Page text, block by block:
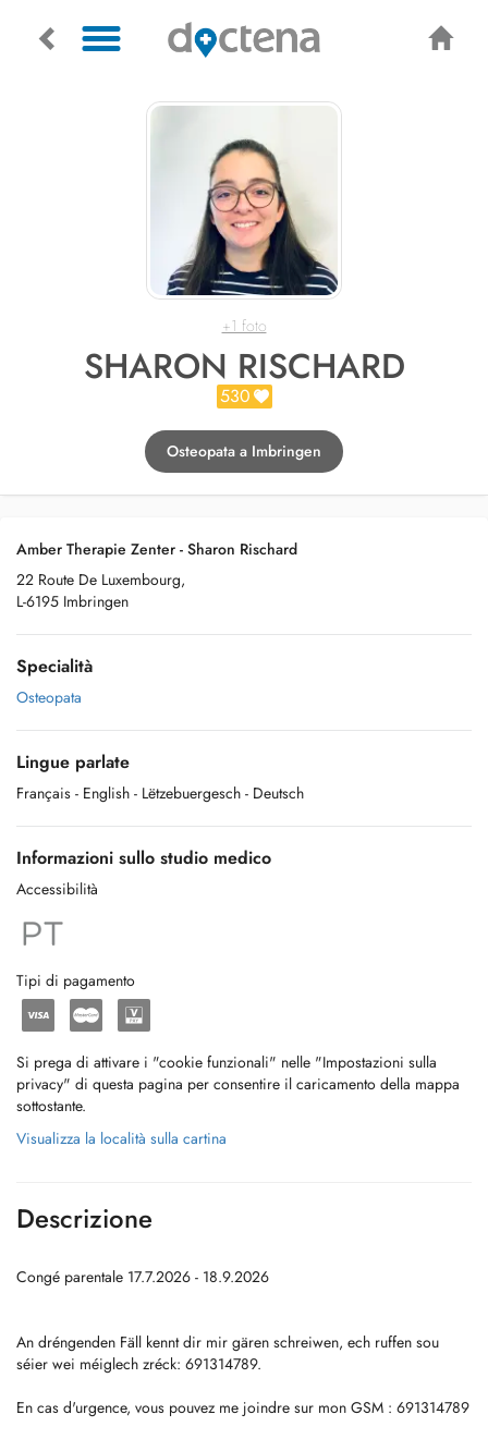
+1 foto
SHARON RISCHARD
530
Osteopata a Imbringen
Amber Therapie Zenter - Sharon Rischard
22 Route De Luxembourg,
L-6195 Imbringen
Specialità
Osteopata
Lingue parlate
Français - English - Lëtzebuergesch - Deutsch
Informazioni sullo studio medico
Accessibilità
Tipi di pagamento
Si prega di attivare i "cookie funzionali" nelle "Impostazioni sulla
privacy" di questa pagina per consentire il caricamento della mappa
sottostante.
Visualizza la località sulla cartina
Descrizione
Congé parentale 17.7.2026 - 18.9.2026
An dréngenden Fäll kennt dir mir gären schreiwen, ech ruffen sou
séier wei méiglech zréck: 691314789.
En cas d'urgence, vous pouvez me joindre sur mon GSM : 691314789